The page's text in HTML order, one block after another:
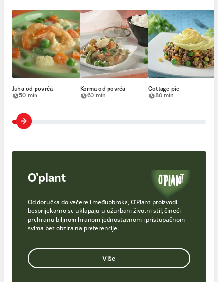
Juha od povrća
50 min
Korma od povrća
60 min
Cottage pie
80 min
O’plant
Od doručka do večere i međuobroka, O’Plant proizvodi
besprijekorno se uklapaju u užurbani životni stil, čineći
prehranu biljnom hranom jednostavnom i pristupačnom
svima bez obzira na preferencije.
Više